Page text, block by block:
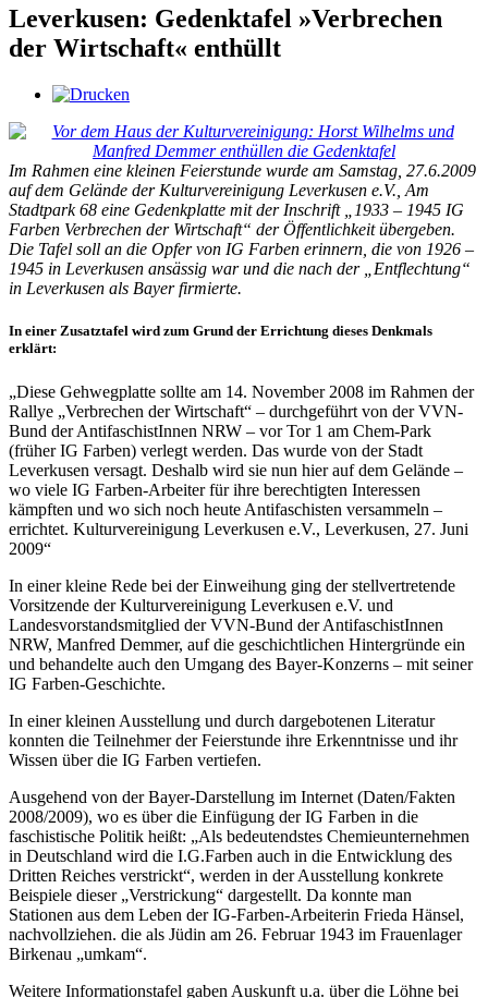
Leverkusen: Gedenktafel »Verbrechen
der Wirtschaft« enthüllt
Im Rahmen eine kleinen Feierstunde wurde am Samstag, 27.6.2009
auf dem Gelände der Kulturvereinigung Leverkusen e.V., Am
Stadtpark 68 eine Gedenkplatte mit der Inschrift „1933 – 1945 IG
Farben Verbrechen der Wirtschaft“ der Öffentlichkeit übergeben.
Die Tafel soll an die Opfer von IG Farben erinnern, die von 1926 –
1945 in Leverkusen ansässig war und die nach der „Entflechtung“
in Leverkusen als Bayer firmierte.
In einer Zusatztafel wird zum Grund der Errichtung dieses Denkmals
erklärt:
„Diese Gehwegplatte sollte am 14. November 2008 im Rahmen der
Rallye „Verbrechen der Wirtschaft“ – durchgeführt von der VVN-
Bund der AntifaschistInnen NRW – vor Tor 1 am Chem-Park
(früher IG Farben) verlegt werden. Das wurde von der Stadt
Leverkusen versagt. Deshalb wird sie nun hier auf dem Gelände –
wo viele IG Farben-Arbeiter für ihre berechtigten Interessen
kämpften und wo sich noch heute Antifaschisten versammeln –
errichtet. Kulturvereinigung Leverkusen e.V., Leverkusen, 27. Juni
2009“
In einer kleine Rede bei der Einweihung ging der stellvertretende
Vorsitzende der Kulturvereinigung Leverkusen e.V. und
Landesvorstandsmitglied der VVN-Bund der AntifaschistInnen
NRW, Manfred Demmer, auf die geschichtlichen Hintergründe ein
und behandelte auch den Umgang des Bayer-Konzerns – mit seiner
IG Farben-Geschichte.
In einer kleinen Ausstellung und durch dargebotenen Literatur
konnten die Teilnehmer der Feierstunde ihre Erkenntnisse und ihr
Wissen über die IG Farben vertiefen.
Ausgehend von der Bayer-Darstellung im Internet (Daten/Fakten
2008/2009), wo es über die Einfügung der IG Farben in die
faschistische Politik heißt: „Als bedeutendstes Chemieunternehmen
in Deutschland wird die I.G.Farben auch in die Entwicklung des
Dritten Reiches verstrickt“, werden in der Ausstellung konkrete
Beispiele dieser „Verstrickung“ dargestellt. Da konnte man
Stationen aus dem Leben der IG-Farben-Arbeiterin Frieda Hänsel,
nachvollziehen. die als Jüdin am 26. Februar 1943 im Frauenlager
Birkenau „umkam“.
Weitere Informationstafel gaben Auskunft u.a. über die Löhne bei